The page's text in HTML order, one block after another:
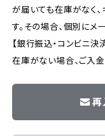
が届いても在庫がなく
す。その場合、個別にメ
【銀行振込・コンビニ
在庫がない場合、ご入
再